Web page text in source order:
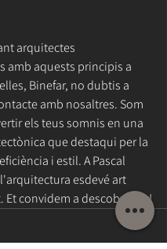
arquitectes
amb aquests principis a
Binefar, no dubtis a
amb nosaltres. Som
els teus somnis en una
que destaqui per la
i estil. A Pascal
esdevé art
Et convidem a descobrir-ho!